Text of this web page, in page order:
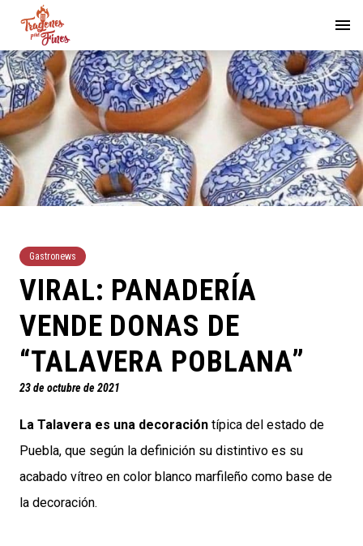
Gastronews
VIRAL: PANADERÍA
VENDE DONAS DE
“TALAVERA POBLANA”
23 de octubre de 2021
La Talavera es una decoración típica del estado de
Puebla, que según la definición su distintivo es su
acabado vítreo en color blanco marfileño como base de
la decoración.